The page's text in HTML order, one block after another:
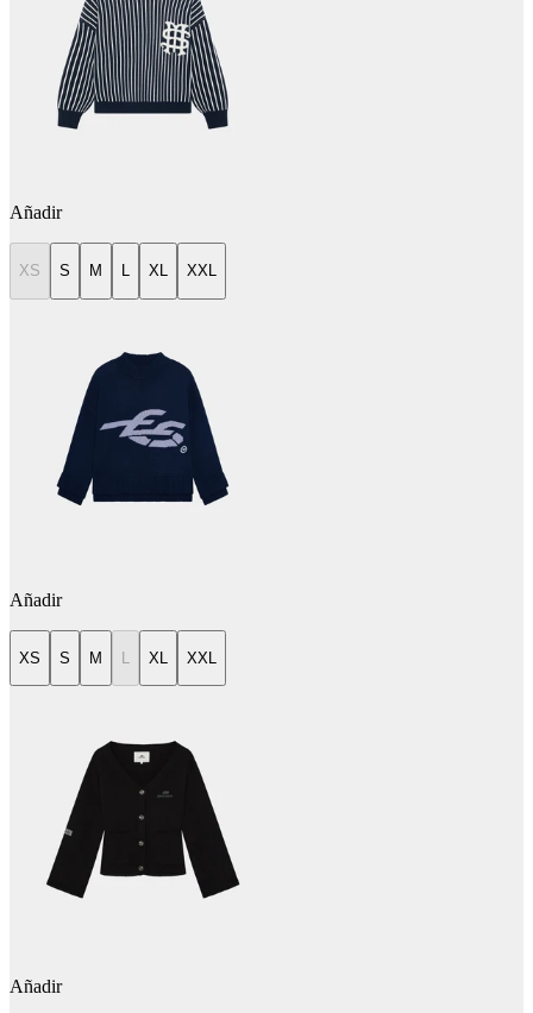
Añadir
XS S M L XL XXL
Añadir
XS S M XL XXL
Añadir